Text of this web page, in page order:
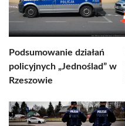
Podsumowanie działań
policyjnych „Jednoślad” w
Rzeszowie